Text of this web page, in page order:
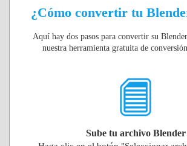
¿Cómo convertir tu
Aquí hay dos pasos para convertir su
nuestra herramienta gratuita de
Sube tu archivo Blender